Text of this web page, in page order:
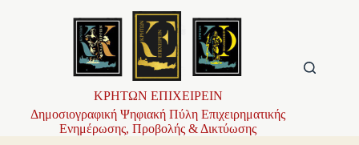
ΚΡΗΤΩΝ ΕΠΙΧΕΙΡΕΙΝ
Δημοσιογραφική Ψηφιακή Πύλη Επιχειρηματικής
Ενημέρωσης, Προβολής & Δικτύωσης